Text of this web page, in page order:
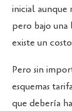
inicial aunque
pero bajo una
existe un
Pero sin
esquemas
que debería